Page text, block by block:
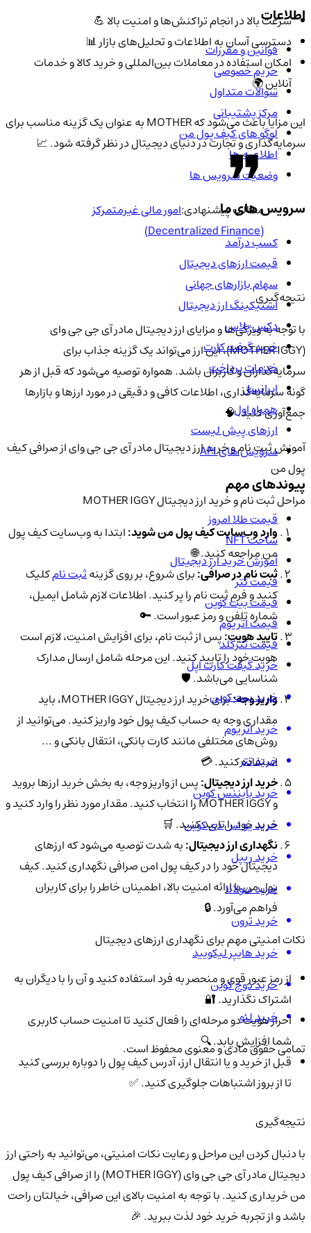
سرعت بالا در انجام تراکنش‌ها و امنیت بالا 💪
دسترسی آسان به اطلاعات و تحلیل‌های بازار 📊
امکان استفاده در معاملات بین‌المللی و خرید کالا و خدمات
آنلاین 🌍
این مزایا باعث می‌شود که MOTHER به عنوان یک گزینه مناسب برای
سرمایه‌گذاری و تجارت در دنیای دیجیتال در نظر گرفته شود. 📈
مطالب پیشنهادی:امور مالی غیرمتمرکز
نتیجه‌گیری
با توجه به ویژگی‌ها و مزایای ارز دیجیتال مادر آی جی جی وای
(MOTHER IGGY)، این ارز می‌تواند یک گزینه جذاب برای
سرمایه‌گذاران و کاربران باشد. همواره توصیه می‌شود که قبل از هر
گونه سرمایه‌گذاری، اطلاعات کافی و دقیقی در مورد ارزها و بازارها
جمع‌آوری کنید. 🧠
آموزش ثبت نام و خرید ارز دیجیتال مادر آی جی جی وای از صرافی کیف
پول من
مراحل ثبت نام و خرید ارز دیجیتال MOTHER IGGY
وارد وب‌سایت کیف پول من شوید:ابتدا به وب‌سایت کیف پول
من مراجعه کنید. 🌐
ثبت نام در صرافی:برای شروع، بر روی گزینهثبت نامکلیک
کنید و فرم ثبت نام را پر کنید. اطلاعات لازم شامل ایمیل،
شماره تلفن و رمز عبور است. 🔑
تایید هویت:پس از ثبت نام، برای افزایش امنیت، لازم است
هویت خود را تایید کنید. این مرحله شامل ارسال مدارک
شناسایی می‌باشد. 🛡️
واریز وجه:
برای خرید ارز دیجیتال MOTHER IGGY، باید
مقداری وجه به حساب کیف پول خود واریز کنید. می‌توانید از
روش‌های مختلفی مانند کارت بانکی، انتقال بانکی و ...
استفاده کنید. 💳
خرید ارز دیجیتال:پس از واریز وجه، به بخش خرید ارزها بروید
و MOTHER IGGY را انتخاب کنید. مقدار مورد نظر را وارد کنید و
خرید خود را تایید کنید. 🛒
نگهداری ارز دیجیتال:به شدت توصیه می‌شود که ارزهای
دیجیتال خود را در کیف پول امن صرافی نگهداری کنید. کیف
پول من با ارائه امنیت بالا، اطمینان خاطر را برای کاربران
فراهم می‌آورد. 🔒
نکات امنیتی مهم برای نگهداری ارزهای دیجیتال
از رمز عبور قوی و منحصر به فرد استفاده کنید و آن را با دیگران به
اشتراک نگذارید. 🔐
احراز هویت دو مرحله‌ای را فعال کنید تا امنیت حساب کاربری
شما افزایش یابد. 🔍
قبل از خرید و یا انتقال ارز، آدرس کیف پول را دوباره بررسی کنید
تا از بروز اشتباهات جلوگیری کنید. ✅
نتیجه‌گیری
با دنبال کردن این مراحل و رعایت نکات امنیتی، می‌توانید به راحتی ارز
دیجیتال مادر آی جی جی وای (MOTHER IGGY) را از صرافی کیف پول
من خریداری کنید. با توجه به امنیت بالای این صرافی، خیالتان راحت
باشد و از تجربه خرید خود لذت ببرید. 🎉
اطلاعات
قوانین و مقررات
حریم خصوصی
سوالات متداول
مرکز پشتیبانی
لوگو های کیف پول من
اطلاعیه ها
وضعیت سرویس ها
سرویس های ما
کسب درآمد
قیمت ارزهای دیجیتال
سهام بازارهای جهانی
استیکینگ ارز دیجیتال
دکس پلاس
خرید گیفت کارت
خدمات پرداخت
ایرانسل
همراه اول
ارزهای پیش لیست
سرویس های API
پیوندهای مهم
قیمت طلا امروز
ساخت NFT
آموزش خرید ارز دیجیتال
قیمت تتر
قیمت بیت کوین
قیمت اتریوم
قیمت تترگلد
خرید گیفت کارت اپل
خرید بیت کوین
خرید اتریوم
خرید تتر
خرید بایننس کوین
خرید یو اس دی کوین
خرید ریپل
خرید سولانا
خرید ترون
خرید هایپر لیکویید
خرید دوج کوین
خرید لئو
تمامی حقوق مادی و معنوی محفوظ است.